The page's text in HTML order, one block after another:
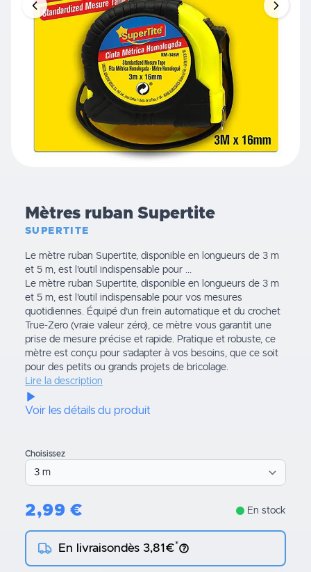
Mètres ruban Supertite
SUPERTITE
Le mètre ruban Supertite, disponible en longueurs de 3 m
et 5 m, est l'outil indispensable pour ...
Le mètre ruban Supertite, disponible en longueurs de 3 m
et 5 m, est l'outil indispensable pour vos mesures
quotidiennes. Équipé d’un frein automatique et du crochet
True-Zero (vraie valeur zéro), ce mètre vous garantit une
prise de mesure précise et rapide. Pratique et robuste, ce
mètre est conçu pour s’adapter à vos besoins, que ce soit
pour des petits ou grands projets de bricolage.
Lire la description
Voir les détails du produit
Choisissez
2,99 € En stock
En livraisondès 3,81€*